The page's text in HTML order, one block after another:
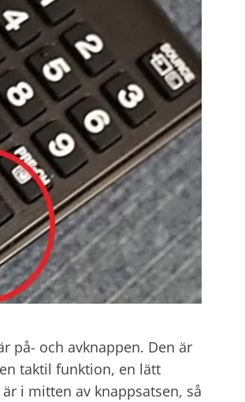
på- och avknappen. Den är
taktil funktion, en lätt
i mitten av knappsatsen, så